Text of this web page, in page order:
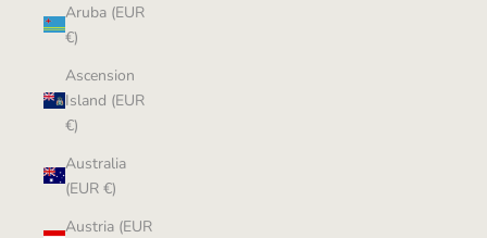
Aruba (EUR
€)
Ascension
Island (EUR
€)
Australia
(EUR €)
Austria (EUR